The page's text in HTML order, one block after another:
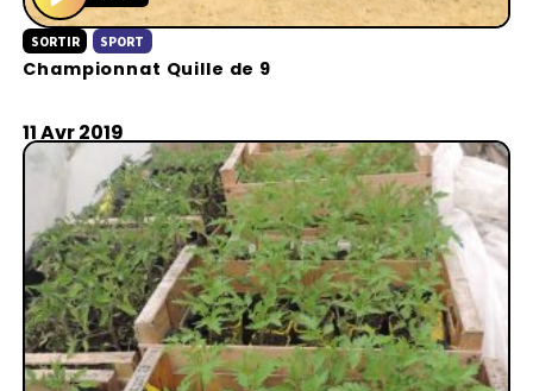
P
l
a
SORTIR SPORT
Championnat Quille de 9
11 Avr 2019